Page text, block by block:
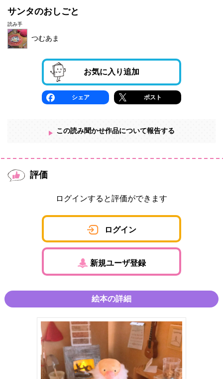
サンタのおしごと
読み手
つむあま
お気に入り追加
シェア ポスト
この読み聞かせ作品について報告する
評価
ログインすると評価ができます
ログイン
新規ユーザ登録
絵本の詳細